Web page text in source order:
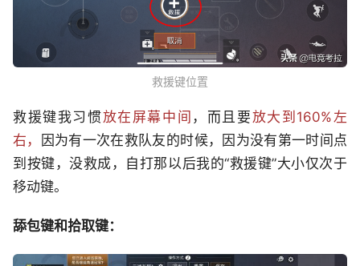
救援键位置
救援键我习惯放在屏幕中间 ，而且要放大到160%左
右，
因为有一次在救队友的时候，因为没有第一时间点
到按键，没救成，自打那以后我的“救援键”大小仅次于
移动键。
舔包键和拾取键：